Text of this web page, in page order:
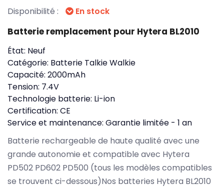
Disponibilité : En stock
Batterie remplacement pour Hytera BL2010
État: Neuf
Catégorie: Batterie Talkie Walkie
Capacité: 2000mAh
Tension: 7.4V
Technologie batterie: Li-ion
Certification: CE
Service et maintenance: Garantie limitée - 1 an
Batterie rechargeable de haute qualité avec une
grande autonomie et compatible avec Hytera
PD502 PD602 PD500 (tous les modèles compatibles
se trouvent ci-dessous)Nos batteries Hytera BL2010